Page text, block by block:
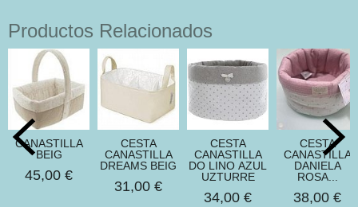
Productos Relacionados
CANASTILLA
BEIG
45,00 €
CESTA
CANASTILLA
DREAMS BEIG
31,00 €
CESTA
CANASTILLA
DO LINO AZUL
UZTURRE
34,00 €
CESTA
CANASTILLA
DANIELA
ROSA...
38,00 €